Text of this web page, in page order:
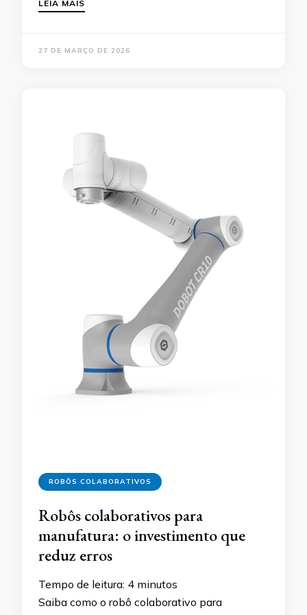
LEIA MAIS
27 DE MARÇO DE 2026
ROBÔS COLABORATIVOS
Robôs colaborativos para
manufatura: o investimento que
reduz erros
Tempo de leitura: 4 minutos
Saiba como o robô colaborativo para